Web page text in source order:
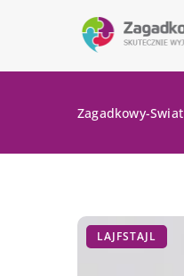
Zagadkowy-Swiat
LAJFSTAJL